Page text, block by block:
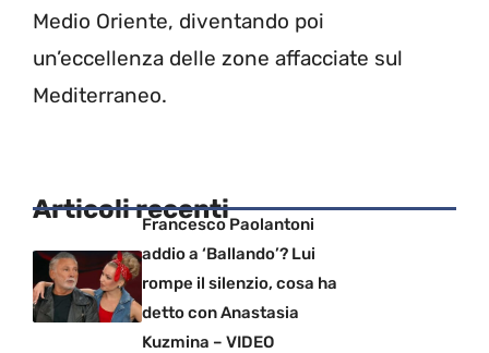
Medio Oriente, diventando poi
un’eccellenza delle zone affacciate sul
Mediterraneo.
Articoli recentiFrancesco Paolantoni
addio a ‘Ballando’? Lui
rompe il silenzio, cosa ha
detto con Anastasia
Kuzmina – VIDEO